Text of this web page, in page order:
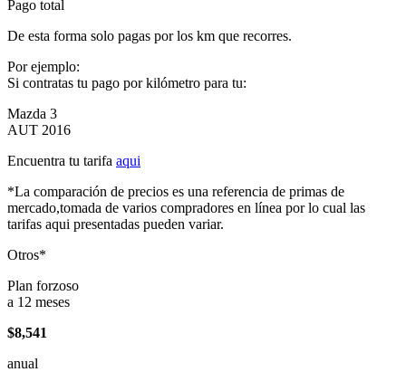
Pago total
De esta forma solo pagas por los km que recorres.
Por ejemplo:
Si contratas tu pago por kilómetro para tu:
Mazda 3
AUT 2016
Encuentra tu tarifa aqui
*La comparación de precios es una referencia de primas de
mercado,tomada de varios compradores en línea por lo cual las
tarifas aqui presentadas pueden variar.
Otros*
Plan forzoso
a 12 meses
$8,541
anual